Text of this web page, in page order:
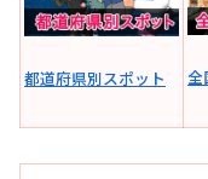
都道府県別スポット 全